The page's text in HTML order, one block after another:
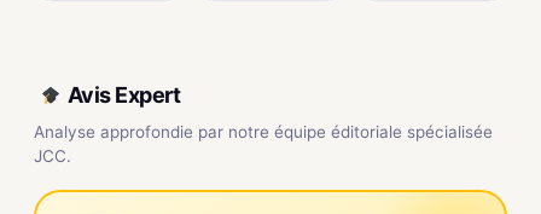
Avis Expert
Analyse approfondie par notre équipe éditoriale spécialisée
JCC.